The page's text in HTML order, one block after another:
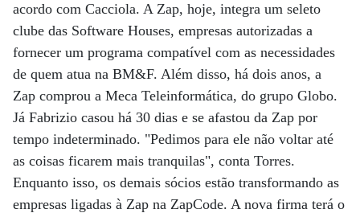
acordo com Cacciola. A Zap, hoje, integra um seleto
clube das Software Houses, empresas autorizadas a
fornecer um programa compatível com as necessidades
de quem atua na BM&F. Além disso, há dois anos, a
Zap comprou a Meca Teleinformática, do grupo Globo.
Já Fabrizio casou há 30 dias e se afastou da Zap por
tempo indeterminado. "Pedimos para ele não voltar até
as coisas ficarem mais tranquilas", conta Torres.
Enquanto isso, os demais sócios estão transformando as
empresas ligadas à Zap na ZapCode. A nova firma terá o